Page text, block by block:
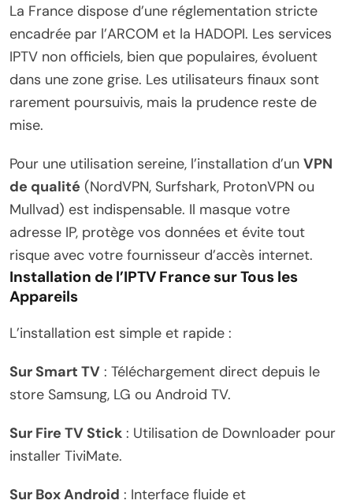
La France dispose d’une réglementation stricte
encadrée par l’ARCOM et la HADOPI. Les services
IPTV non officiels, bien que populaires, évoluent
dans une zone grise. Les utilisateurs finaux sont
rarement poursuivis, mais la prudence reste de
mise.
Pour une utilisation sereine, l’installation d’un VPN
de qualité (NordVPN, Surfshark, ProtonVPN ou
Mullvad) est indispensable. Il masque votre
adresse IP, protège vos données et évite tout
risque avec votre fournisseur d’accès internet.
Installation de l’IPTV France sur Tous les
Appareils
L’installation est simple et rapide :
Sur Smart TV : Téléchargement direct depuis le
store Samsung, LG ou Android TV.
Sur Fire TV Stick : Utilisation de Downloader pour
installer TiviMate.
Sur Box Android : Interface fluide et